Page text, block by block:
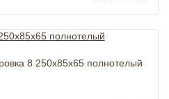
8 250x85x65 полнотелый